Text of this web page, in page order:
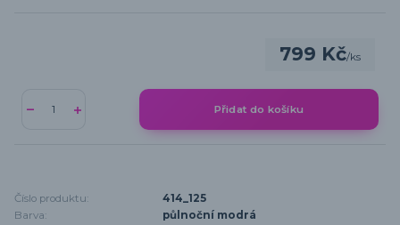
799 Kč/ks
Přidat do košíku
Číslo produktu:
414_125
Barva:
půlnoční modrá